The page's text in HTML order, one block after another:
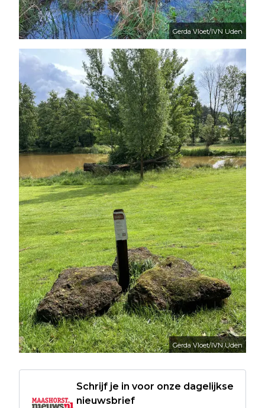
Gerda Vloet/IVN Uden
Gerda Vloet/IVN Uden
Schrijf je in voor onze dagelijkse
nieuwsbrief